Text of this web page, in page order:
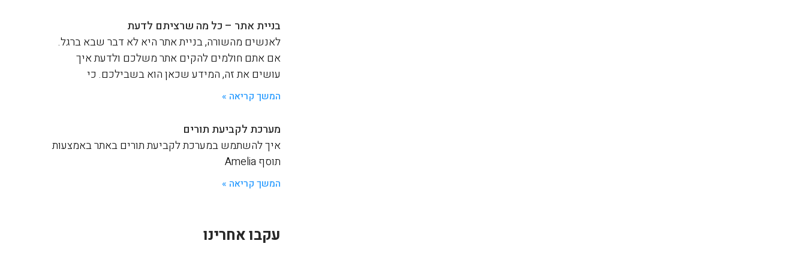
בניית אתר – כל מה שרציתם לדעת
לאנשים מהשורה, בניית אתר היא לא דבר שבא ברגל.
אם אתם חולמים להקים אתר משלכם ולדעת איך
עושים את זה, המידע שכאן הוא בשבילכם. כי
המשך קריאה »
מערכת לקביעת תורים
איך להשתמש במערכת לקביעת תורים באתר באמצעות
תוסף Amelia
המשך קריאה »
עקבו אחרינו